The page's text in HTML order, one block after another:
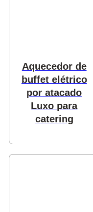
Aquecedor de
buffet elétrico
por atacado
Luxo para
catering